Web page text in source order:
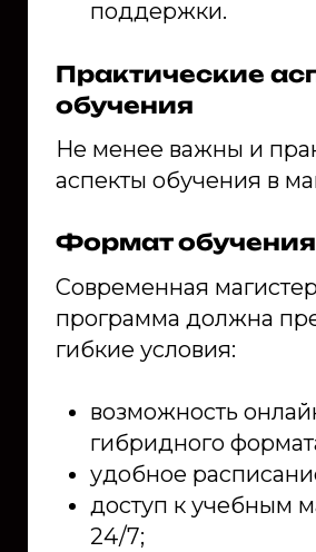
поддержки.
Практические
обучения
Не менее важны и
аспекты обучения в
Формат обучения
Современная
программа должна
гибкие условия:
возможность
гибридного
удобное
доступ к учебным
24/7;